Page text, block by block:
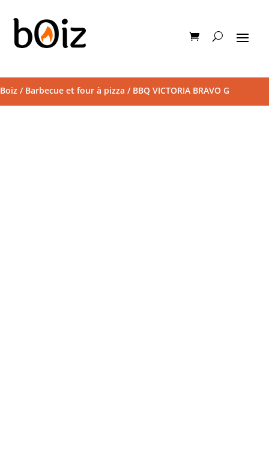
Boiz / Barbecue et four à pizza / BBQ VICTORIA BRAVO G